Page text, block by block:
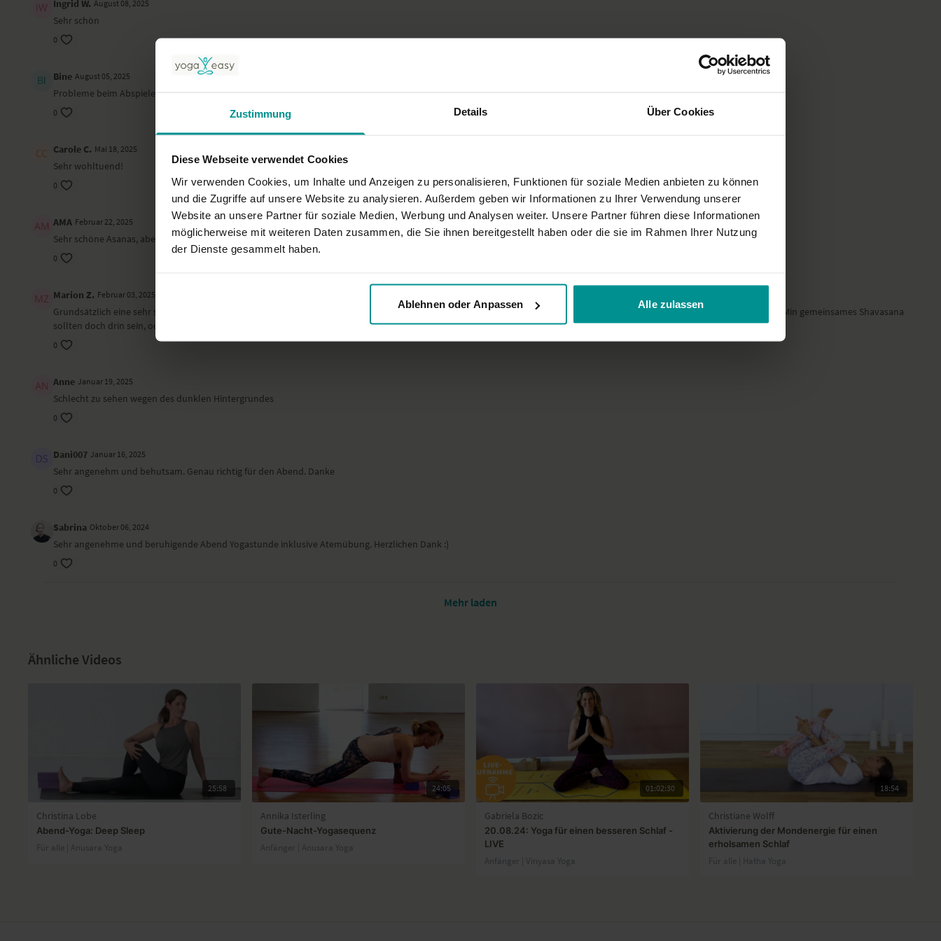
Zustimmung Details Über Cookies
Diese Webseite verwendet Cookies
Wir verwenden Cookies, um Inhalte und Anzeigen zu personalisieren, Funktionen für soziale Medien anbieten zu können
und die Zugriffe auf unsere Website zu analysieren. Außerdem geben wir Informationen zu Ihrer Verwendung unserer
Website an unsere Partner für soziale Medien, Werbung und Analysen weiter. Unsere Partner führen diese Informationen
möglicherweise mit weiteren Daten zusammen, die Sie ihnen bereitgestellt haben oder die sie im Rahmen Ihrer Nutzung
der Dienste gesammelt haben.
Ablehnen oder Anpassen Alle zulassen
Zünde ein paar Kerzen an und genieße, vielleicht sogar bei geschlossenen Augen, jede Übung.
Atme in die Verspannungen und spüre in dich rein. Du wirst erstaunt sein, wie gut diese Yoga-
Ingrid W. August 08, 2025
Sehr schön
0
Bine August 05, 2025
Probleme beim Abspielen, ständiges Wiederholen
0
Carole C. Mai 18, 2025
Sehr wohltuend!
0
AMA Februar 22, 2025
Sehr schöne Asanas, aber für einige Übungen kann ich mich noch nicht weit genug dehnen.
0
Marion Z. Februar 03, 2025
Grundsätzlich eine sehr schöne Sequenz, nur war mir für Hatha Yoga der Wechsel in und aus den Haltungen immer noch zu schnell. Das abrupte Ende fand ich nicht so schön, 3 Min gemeinsames Shavasana
sollten doch drin sein, oder? Ohne diese beiden Aspekte wären es 5 Sterne gewesen :-).
0
Anne Januar 19, 2025
Schlecht zu sehen wegen des dunklen Hintergrundes
0
Dani007 Januar 16, 2025
Sehr angenehm und behutsam. Genau richtig für den Abend. Danke
0
Sabrina Oktober 06, 2024
Sehr angenehme und beruhigende Abend Yogastunde inklusive Atemübung. Herzlichen Dank :)
0
Mehr laden
Ähnliche Videos
25:58
Christina Lobe
Abend-Yoga: Deep Sleep
Für alle | Anusara Yoga
24:05
Annika Isterling
Gute-Nacht-Yogasequenz
Anfänger | Anusara Yoga
01:02:30
Gabriela Bozic
20.08.24: Yoga für einen besseren Schlaf -
LIVE
Anfänger | Vinyasa Yoga
18:54
Christiane Wolff
Aktivierung der Mondenergie für einen
erholsamen Schlaf
Für alle | Hatha Yoga